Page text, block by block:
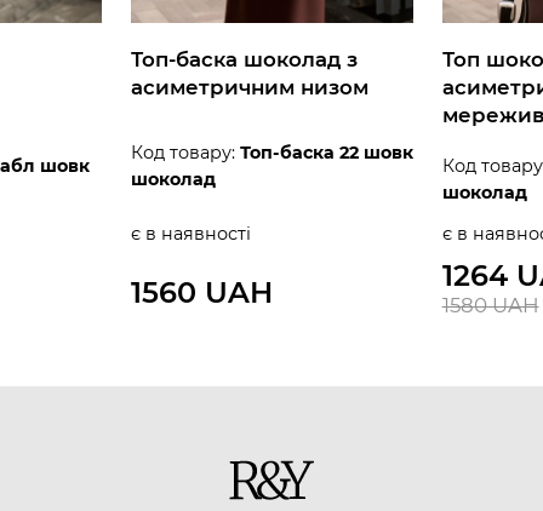
шовк
Топ-баска шоколад з
асиметричним низом
Код товару: Топ-баска 22 шовк
шоколад
є в наявності
1560 UAH
Топ
Код
шоколад
є в
1264
1580 UAH